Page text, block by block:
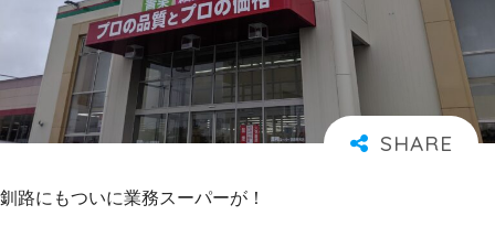
釧路にもついに業務スーパーが！